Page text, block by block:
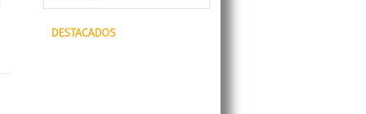
DESTACADOS